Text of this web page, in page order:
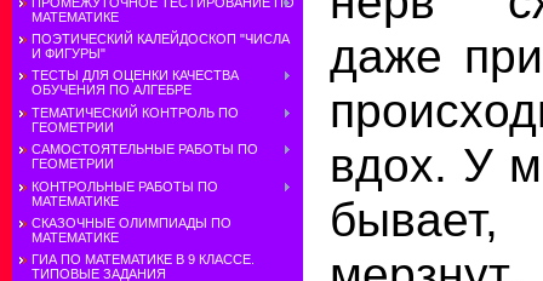
МАТЕМАТИКЕ
ПОЭТИЧЕСКИЙ КАЛЕЙДОСКОП "ЧИСЛА
И ФИГУРЫ"
ТЕСТЫ ДЛЯ ОЦЕНКИ КАЧЕСТВА
ОБУЧЕНИЯ ПО АЛГЕБРЕ
ТЕМАТИЧЕСКИЙ КОНТРОЛЬ ПО
ГЕОМЕТРИИ
САМОСТОЯТЕЛЬНЫЕ РАБОТЫ ПО
ГЕОМЕТРИИ
КОНТРОЛЬНЫЕ РАБОТЫ ПО
МАТЕМАТИКЕ
СКАЗОЧНЫЕ ОЛИМПИАДЫ ПО
МАТЕМАТИКЕ
ГИА ПО МАТЕМАТИКЕ В 9 КЛАССЕ.
ТИПОВЫЕ ЗАДАНИЯ
даже при
вдох. У